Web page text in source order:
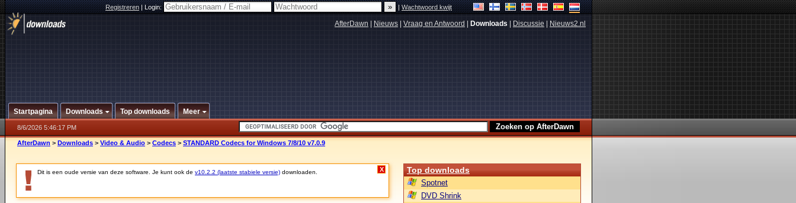
Registreren|Login: |Wachtwoord kwijt
AfterDawn Nieuws Vraag en Antwoord Downloads Discussie Nieuws2.nl
Startpagina Downloads Top downloads Meer
8/6/2026 5:46:17 PM
AfterDawn > Downloads > Video & Audio > Codecs > STANDARD Codecs for Windows 7/8/10 v7.0.9
Dit is een oude versie van deze software. Je kunt ook de v10.2.2 (laatste stabiele versie) downloaden. X Top downloads
Spotnet
DVD Shrink